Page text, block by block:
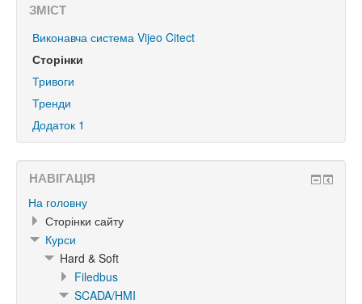
ЗМІСТ
Виконавча система Vijeo Citect
Сторінки
Тривоги
Тренди
Додаток 1
НАВІГАЦІЯ
На головну
Сторінки сайту
Курси
Hard & Soft
Filedbus
SCADA/HMI